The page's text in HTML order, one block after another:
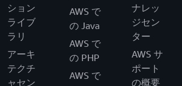
ション
ライブ
ラリ
アーキ
テクチ
ャセン
AWS で
の Java
AWS で
の PHP
AWS で
ナレッ
ジセン
ター
AWS サ
ポート
の概要